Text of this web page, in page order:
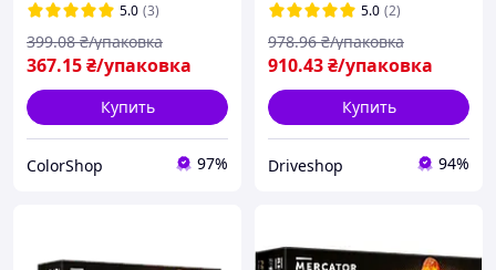
5.0 (3)
367.15₴/упаковка
399.08 ₴/упаковка
Купить
ColorShop 97%
5.0 (2)
910.43₴/упаковка
978.96 ₴/упаковка
Купить
Driveshop 94%